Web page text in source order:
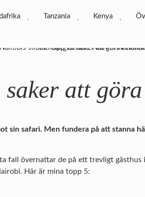
Tanzania Kenya
saker att
sin safari. Men fundera på att stanna
fall övernattar de på ett trevligt
Här är mina topp 5: